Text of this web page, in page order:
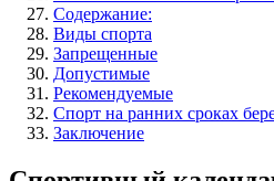
Содержание:
Виды спорта
Запрещенные
Допустимые
Рекомендуемые
Спорт на ранних сроках
Заключение